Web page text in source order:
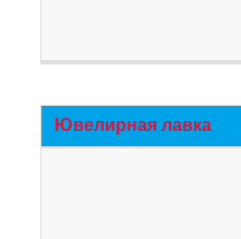
Ювелирная лавка